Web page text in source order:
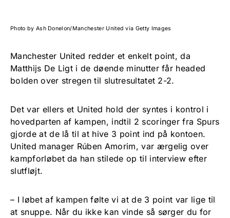
Photo by Ash Donelon/Manchester United via Getty Images
Manchester United redder et enkelt point, da
Matthijs De Ligt i de døende minutter får headed
bolden over stregen til slutresultatet 2-2.
Det var ellers et United hold der syntes i kontrol i
hovedparten af kampen, indtil 2 scoringer fra Spurs
gjorde at de lå til at hive 3 point ind på kontoen.
United manager Rúben Amorim, var ærgelig over
kampforløbet da han stilede op til interview efter
slutfløjt.
– I løbet af kampen følte vi at de 3 point var lige til
at snuppe. Når du ikke kan vinde så sørger du for